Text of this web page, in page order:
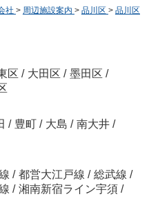
社 > 周辺施設案内 > 品川区 > 品川区
区 / 大田区 / 墨田区 /
/ 豊町 / 大島 / 南大井 /
/ 都営大江戸線 / 総武線 /
/ 湘南新宿ライン宇須 /